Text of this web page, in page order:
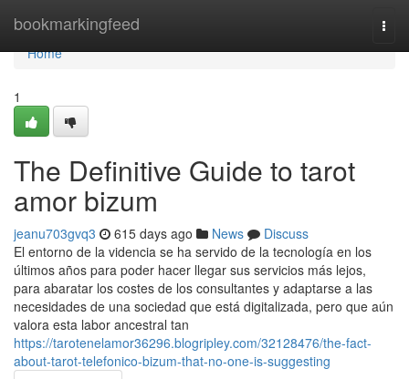
bookmarkingfeed
Home
Home
1
The Definitive Guide to tarot
amor bizum
jeanu703gvq3 615 days ago News
Discuss
El entorno de la videncia se ha servido de la tecnología en los
últimos años para poder hacer llegar sus servicios más lejos,
para abaratar los costes de los consultantes y adaptarse a las
necesidades de una sociedad que está digitalizada, pero que aún
valora esta labor ancestral tan
https://tarotenelamor36296.blogripley.com/32128476/the-fact-
about-tarot-telefonico-bizum-that-no-one-is-suggesting